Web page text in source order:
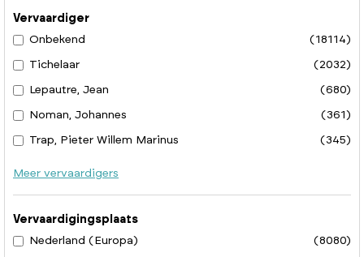
Vervaardiger
Onbekend
(18114)
Tichelaar (2032)
Lepautre, Jean (680)
Noman, Johannes (361)
Trap, Pieter Willem Marinus (345)
Meer vervaardigers
Vervaardigingsplaats
Nederland (Europa)
(8080)